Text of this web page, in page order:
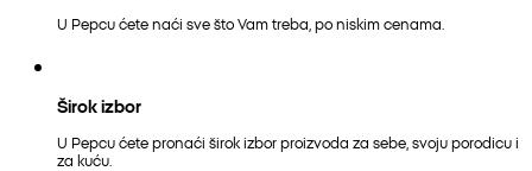
U Pepcu ćete naći sve što Vam treba, po niskim cenama.
Širok izbor
U Pepcu ćete pronaći širok izbor proizvoda za sebe, svoju porodicu i
za kuću.